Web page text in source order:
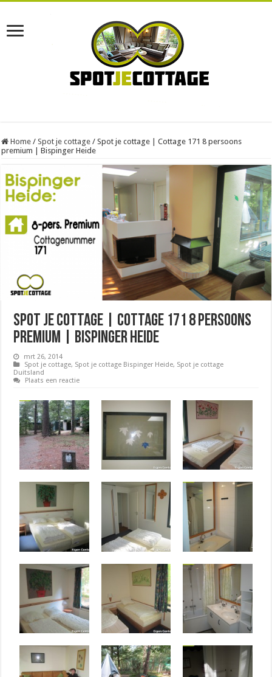
Home / Spot je cottage / Spot je cottage | Cottage 171 8 persoons
premium | Bispinger Heide
Spot je cottage | Cottage 171 8 persoons
premium | Bispinger Heide
mrt 26, 2014
Spot je cottage, Spot je cottage Bispinger Heide, Spot je cottage
Duitsland
Plaats een reactie